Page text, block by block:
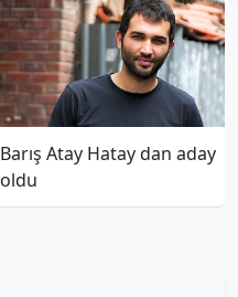
Barış Atay Hatay dan aday
oldu